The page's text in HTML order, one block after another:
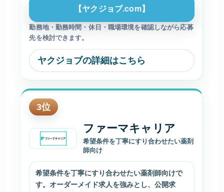
【ヤクジョブ.com】
勤務地・勤務時間・休日・職場環境を確認しながら応募
先を検討できます。
ヤクジョブの詳細はこちら
3位
ファーマキャリア
希望条件を丁寧にすり合わせたい薬剤
師向け
希望条件を丁寧にすり合わせたい薬剤師向けで
す。オーダーメイド求人を強みとし、公開求